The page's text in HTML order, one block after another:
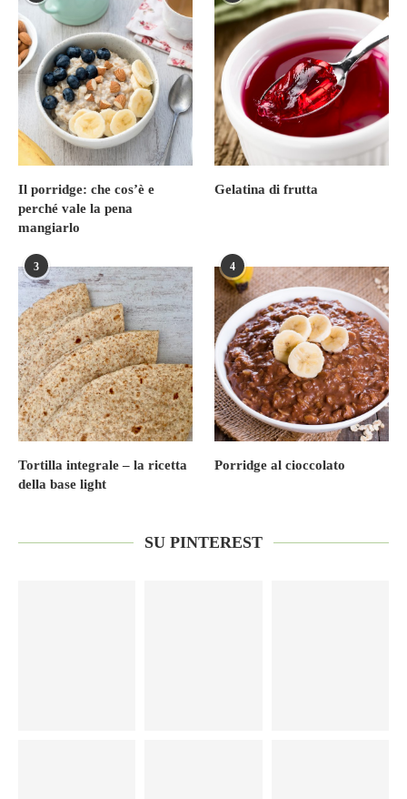
Il porridge: che cos’è e
perché vale la pena
mangiarlo
Gelatina di frutta
3
Tortilla integrale – la ricetta
della base light
4
Porridge al cioccolato
SU PINTEREST